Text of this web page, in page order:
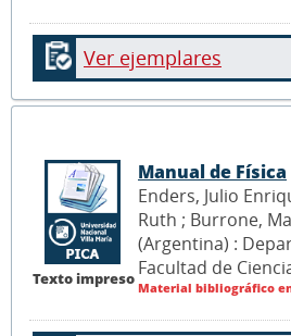
Ver ejemplares
Texto impreso
Manual de Física
Enders, Julio
Ruth ; Burrone,
(Argentina) :
Facultad de
Material bibliográfico